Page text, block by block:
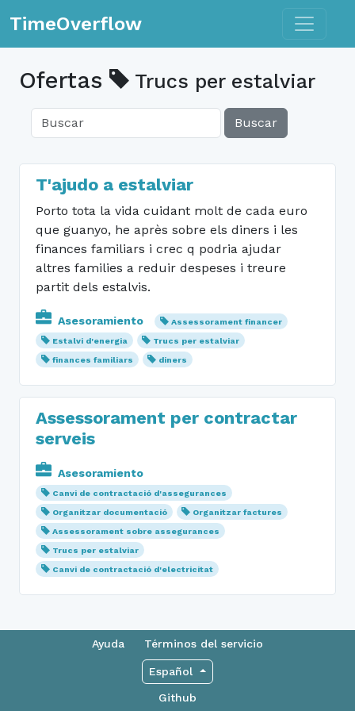
TimeOverflow Toggle
Ofertas Trucs per estalviar
Buscar
T'ajudo a estalviar
Porto tota la vida cuidant molt de cada euro
que guanyo, he après sobre els diners i les
finances familiars i crec q podria ajudar
altres families a reduir despeses i treure
partit dels estalvis.
Asesoramiento
Assessorament financer
Estalvi d'energia
Trucs per estalviar
finances familiars
diners
Assessorament per contractar
serveis
Asesoramiento
Canvi de contractació d'assegurances
Organitzar documentació
Organitzar factures
Assessorament sobre assegurances
Trucs per estalviar
Canvi de contractació d'electricitat
Ayuda Términos del servicio
Español
Github